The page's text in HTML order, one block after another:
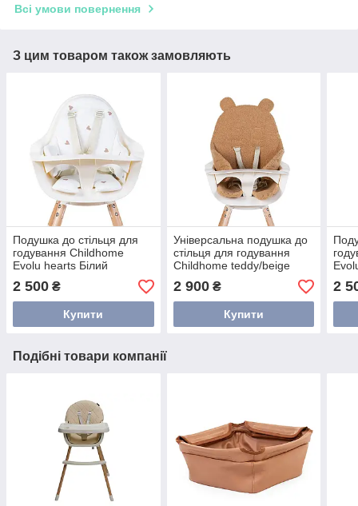
Всі умови повернення
З цим товаром також замовляють
Подушка до стільця для
годування Childhome
Evolu hearts Білий
2 500 ₴
Купити
Універсальна подушка до
стільця для годування
Childhome teddy/beige
Бежевий
2 900₴
Купити
2
Подібні товари компанії